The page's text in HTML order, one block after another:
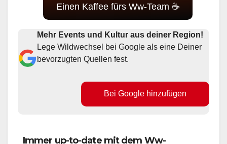
Einen Kaffee fürs Ww-Team ☕
Mehr Events und Kultur aus deiner Region!
Lege Wildwechsel bei Google als eine Deiner
bevorzugten Quellen fest.
Bei Google hinzufügen
Immer up-to-date mit dem Ww-